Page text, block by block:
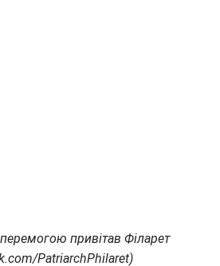
привітав Філарет
PatriarchPhilaret)